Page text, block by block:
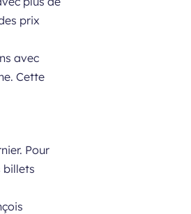
prix
avec
Cette
Pour
billets